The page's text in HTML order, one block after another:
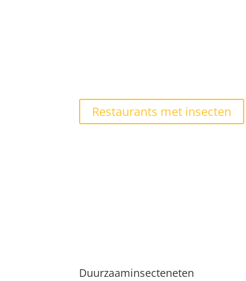
Restaurants met insecten
Duurzaaminsecteneten